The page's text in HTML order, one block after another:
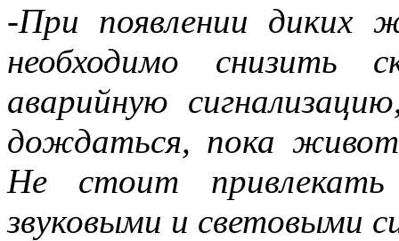
-При появлении диких
необходимо снизить
аварийную
дождаться, пока
Не стоит
звуковыми и световыми